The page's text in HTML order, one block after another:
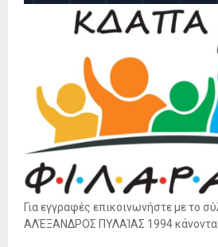
Για εγγραφές επικοινωνήστε με το
ΑΛΈΞΑΝΔΡΟΣ ΠΥΛΑΊΑΣ 1994